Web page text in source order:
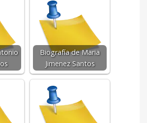
Biografía de Maria
Jimenez Santos